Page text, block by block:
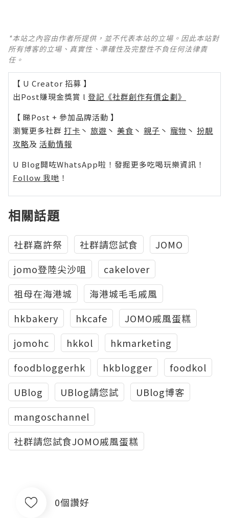
*本站之內容由作者所提供，並不代表本站的立場。因此本站對
所有博客的立場、真實性、準確性及完整性不負任何法律責
任。
【 U Creator 招募 】
出Post賺現金獎賞 l 登記《社群創作有價企劃》
【 睇Post + 參加品牌活動 】
瀏覽更多社群 打卡 丶 旅遊 丶 美食 丶 親子 丶 寵物 丶 扮靚
攻略及 活動情報
U Blog開咗WhatsApp啦！發掘更多吃喝玩樂資訊！
Follow 我哋 ！
相關話題
社群嘉許祭 社群請您試食
JOMO
jomo登陸尖沙咀
cakelover
祖母在海港城
海港城毛毛戚風
hkbakery
hkcafe
JOMO戚風蛋糕
jomohc
hkkol
hkmarketing
foodbloggerhk
hkblogger
foodkol
UBlog
UBlog請您試
UBlog博客
mangoschannel
社群請您試食JOMO戚風蛋糕
0個讚好